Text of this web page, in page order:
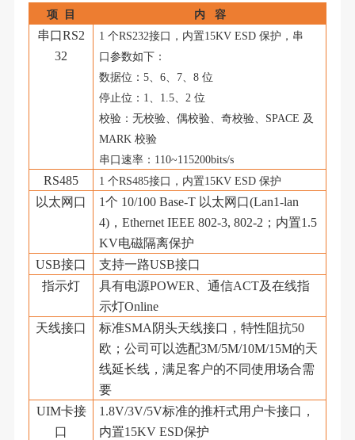
项 目 内 容
串口RS2
32
1 个RS232接口，内置15KV ESD 保护，串
口参数如下：
数据位： 5、6、7、8 位
停止位： 1、1.5、2 位
校验：无校验、偶校验、奇校验、 SPACE 及
MARK 校验
串口速率： 110~115200bits/s
RS485 1 个RS485接口，内置15KV ESD 保护
以太网口
1个 10/100 Base-T 以太网口(Lan1-lan
4)， Ethernet IEEE 802-3, 802-2 ；内置1.5
KV电磁隔离保护
USB接口
支持一路USB接口
指示灯
具有电源POWER、通信ACT及在线指
示灯Online
天线接口
标准SMA阴头天线接口，特性阻抗50
欧；公司可以选配3M/5M/10M/15M的天
线延长线，满足客户的不同使用场合需
要
UIM卡接
口
1.8V/3V/5V标准的推杆式用户卡接口，
内置15KV ESD保护